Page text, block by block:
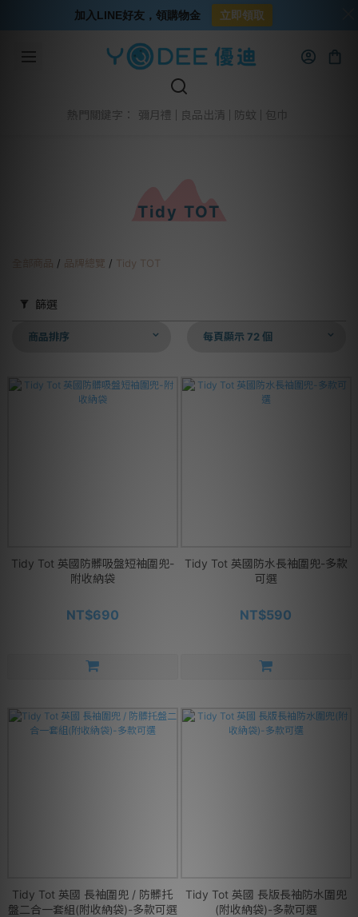
熱門關鍵字： 彌月禮 良品出清 防蚊 包巾
Tidy TOT
/ 品牌總覽 / Tidy TOT
篩選
商品排序 每頁顯示 72 個
Tidy Tot 英國防髒吸盤短袖圍兜-
附收納袋
NT$690
Tidy Tot 英國防水長袖圍兜-多款
可選
NT$590
Tidy Tot 英國 長袖圍兜 / 防髒托
盤二合一套組(附收納袋)-多款可選
Tidy Tot 英國 長版長袖防水圍兜
(附收納袋)-多款可選
加入LINE好友，領購物金 立即領取